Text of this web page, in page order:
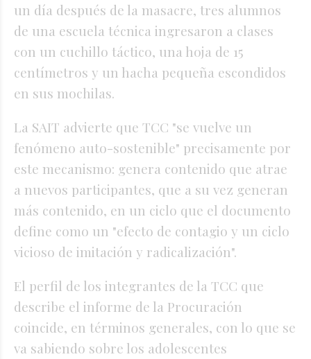
un día después de la masacre, tres alumnos
de una escuela técnica ingresaron a clases
con un cuchillo táctico, una hoja de 15
centímetros y un hacha pequeña escondidos
en sus mochilas.
La SAIT advierte que TCC "se vuelve un
fenómeno auto-sostenible" precisamente por
este mecanismo: genera contenido que atrae
a nuevos participantes, que a su vez generan
más contenido, en un ciclo que el documento
define como un "efecto de contagio y un ciclo
vicioso de imitación y radicalización".
El perfil de los integrantes de la TCC que
describe el informe de la Procuración
coincide, en términos generales, con lo que se
va sabiendo sobre los adolescentes